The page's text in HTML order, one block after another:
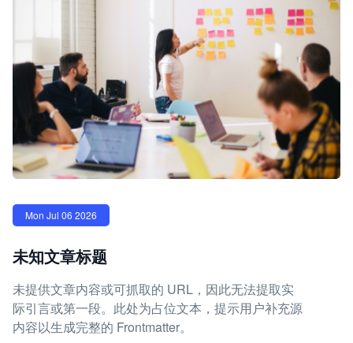
Mon Jul 06 2026
未知文章标题
未提供文章内容或可抓取的 URL，因此无法提取实
际引言或第一段。此处为占位文本，提示用户补充源
内容以生成完整的 Frontmatter。